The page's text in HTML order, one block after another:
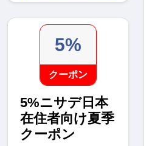
5%
クーポン
5%ニサデ日本
在住者向け夏季
クーポン